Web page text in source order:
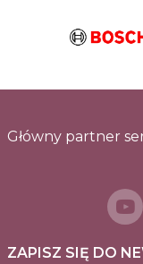
Główny partner
ZAPISZ SIĘ DO